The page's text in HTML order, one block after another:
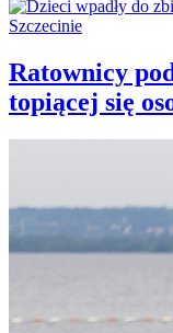
Ratownicy
topiącej się